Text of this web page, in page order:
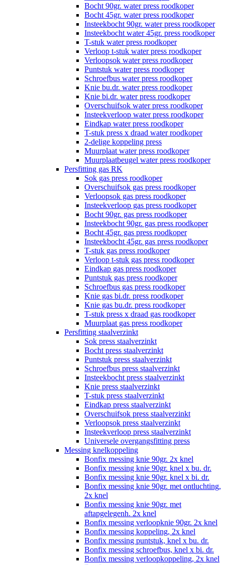
Bocht 90gr. water press roodkoper
Bocht 45gr. water press roodkoper
Insteekbocht 90gr. water press roodkoper
Insteekbocht water 45gr. press roodkoper
T-stuk water press roodkoper
Verloop t-stuk water press roodkoper
Verloopsok water press roodkoper
Puntstuk water press roodkoper
Schroefbus water press roodkoper
Knie bu.dr. water press roodkoper
Knie bi.dr. water press roodkoper
Overschuifsok water press roodkoper
Insteekverloop water press roodkoper
Eindkap water press roodkoper
T-stuk press x draad water roodkoper
2-delige koppeling press
Muurplaat water press roodkoper
Muurplaatbeugel water press roodkoper
Persfitting gas RK
Sok gas press roodkoper
Overschuifsok gas press roodkoper
Verloopsok gas press roodkoper
Insteekverloop gas press roodkoper
Bocht 90gr. gas press roodkoper
Insteekbocht 90gr. gas press roodkoper
Bocht 45gr. gas press roodkoper
Insteekbocht 45gr. gas press roodkoper
T-stuk gas press roodkoper
Verloop t-stuk gas press roodkoper
Eindkap gas press roodkoper
Puntstuk gas press roodkoper
Schroefbus gas press roodkoper
Knie gas bi.dr. press roodkoper
Knie gas bu.dr. press roodkoper
T-stuk press x draad gas roodkoper
Muurplaat gas press roodkoper
Persfitting staalverzinkt
Sok press staalverzinkt
Bocht press staalverzinkt
Puntstuk press staalverzinkt
Schroefbus press staalverzinkt
Insteekbocht press staalverzinkt
Knie press staalverzinkt
T-stuk press staalverzinkt
Eindkap press staalverzinkt
Overschuifsok press staalverzinkt
Verloopsok press staalverzinkt
Insteekverloop press staalverzinkt
Universele overgangsfitting press
Messing knelkoppeling
Bonfix messing knie 90gr. 2x knel
Bonfix messing knie 90gr. knel x bu. dr.
Bonfix messing knie 90gr. knel x bi. dr.
Bonfix messing knie 90gr. met ontluchting,
2x knel
Bonfix messing knie 90gr. met
aftapgelegenh. 2x knel
Bonfix messing verloopknie 90gr. 2x knel
Bonfix messing koppeling, 2x knel
Bonfix messing puntstuk, knel x bu. dr.
Bonfix messing schroefbus, knel x bi. dr.
Bonfix messing verloopkoppeling, 2x knel